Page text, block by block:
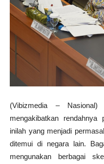
(Vibizmedia – Nasional)
mengakibatkan rendahnya
inilah yang menjadi
ditemui di negara lain.
mengunakan berbagai